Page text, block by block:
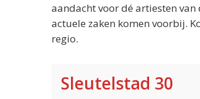
aandacht voor dé artiesten
actuele zaken komen voorbij.
regio.
Sleutelstad 30